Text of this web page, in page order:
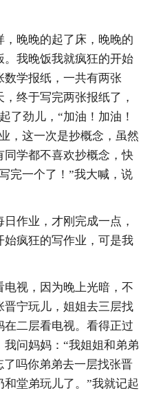
晚晚的起了床，晚晚的
我晚饭我就疯狂的开始
学报纸，一共有两张
终于写完两张报纸了，
了劲儿，“加油！加油！
，这一次是抄概念，虽然
同学都不喜欢抄概念，快
完一个了！”我大喊，说
作业，才刚完成一点，
疯狂的写作业，可是我
视，因为晚上光暗，不
宁玩儿，姐姐去三层找
二层看电视。看得正过
问妈妈：“我姐姐和弟弟
了吗你弟弟去一层找张晋
堂弟玩儿了。”我就记起